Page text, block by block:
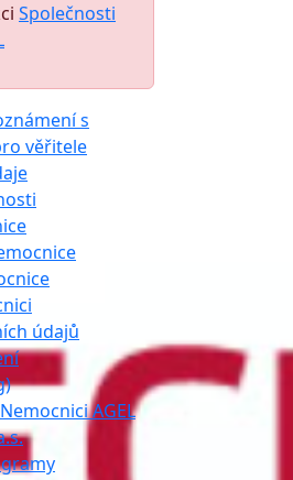
Společnosti
s
věřitele
údajů
AGEL